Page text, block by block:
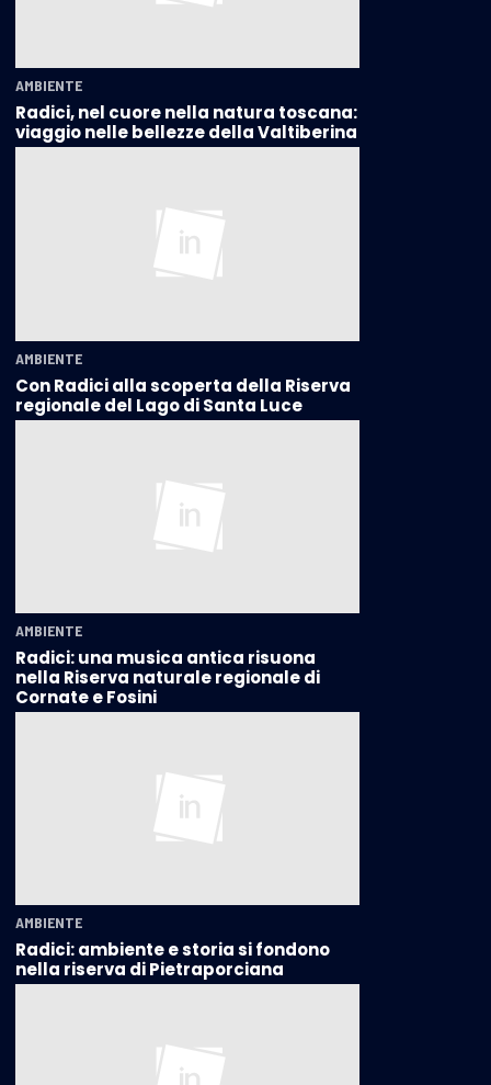
AMBIENTE
Radici, nel cuore nella natura toscana:
viaggio nelle bellezze della Valtiberina
AMBIENTE
Con Radici alla scoperta della Riserva
regionale del Lago di Santa Luce
AMBIENTE
Radici: una musica antica risuona
nella Riserva naturale regionale di
Cornate e Fosini
AMBIENTE
Radici: ambiente e storia si fondono
nella riserva di Pietraporciana